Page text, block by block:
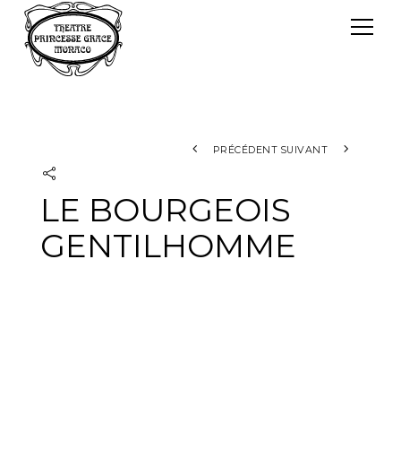
Le TPG
PRÉCÉDENT SUIVANT
LE BOURGEOIS
GENTILHOMME
Panneau de gestion des cookies